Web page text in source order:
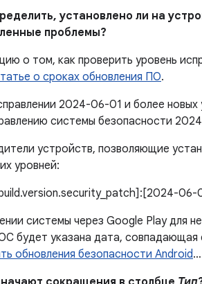
установлено ли на
проблемы?
о том, как проверить уровень
о сроках обновления ПО.
2024-06-01 и более
системы безопасности
устройств, позволяющие
уровней:
06-
системы через Google Play для
будет указана дата,
обновления безопасности Android…